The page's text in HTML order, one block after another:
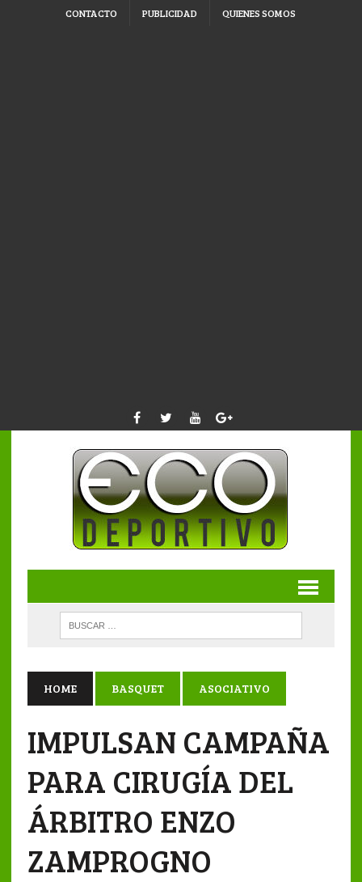
CONTACTO PUBLICIDAD QUIENES SOMOS
HOME BASQUET ASOCIATIVO
IMPULSAN CAMPAÑA
PARA CIRUGÍA DEL
ÁRBITRO ENZO
ZAMPROGNO